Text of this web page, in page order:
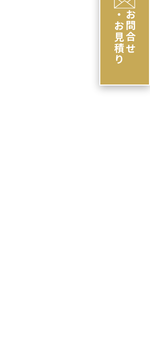
お問合せ
・お見積り